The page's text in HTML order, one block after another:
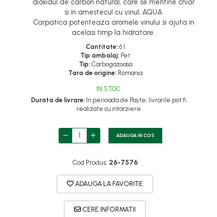
Bureti vase si lavete
Folii si pungi alimentare
Prosoape de hartie si servetele
Accesorii maturi, mopuri & galeti
Produse curatare casa si
Detergenti universali
Solutie curatat mobila
Solutie curatat podele
Fixativ si spuma de par
Produse ingrijire barba si mustata
Geluri si deodorante igiena intima
Produse autobronzante
Produse manichiura &
dioxidul de carbon natural, care se mentine chiar
si in amestecul cu vinul, AQUA
Carpatica potenteaza aromele vinului si ajuta in
acelasi timp la hidratare.
Cantitate: 6 l
Tip ambalaj: Pet
Tip: Carbogazoasa
Tara de origine: Romania
IN STOC
Durata de livrare:In perioada de Paște, livrarile pot fi
realizate cu intarziere
ADAUGA IN COS
Cod Produs: 26-7576
ADAUGA LA FAVORITE
CERE INFORMATII